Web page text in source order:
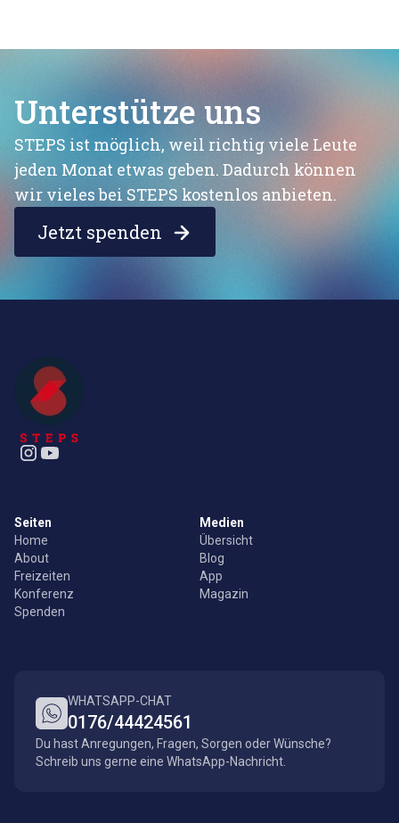
Unterstütze uns
STEPS ist möglich, weil richtig viele Leute
jeden Monat etwas geben. Dadurch können
wir vieles bei STEPS kostenlos anbieten.
Jetzt spenden
Seiten
Home
About
Freizeiten
Konferenz
Spenden
Medien
Übersicht
Blog
App
Magazin
WHATSAPP-CHAT
0176/44424561
Du hast Anregungen, Fragen, Sorgen oder Wünsche?
Schreib uns gerne eine WhatsApp-Nachricht.